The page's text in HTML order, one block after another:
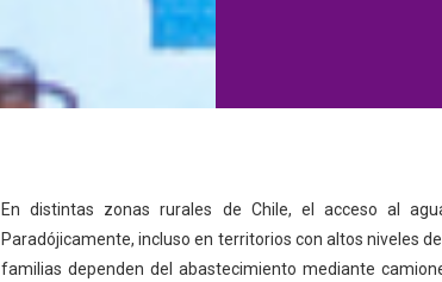
En distintas zonas rurales de Chile, el acceso al
Paradójicamente, incluso en territorios con altos niveles
familias dependen del abastecimiento mediante